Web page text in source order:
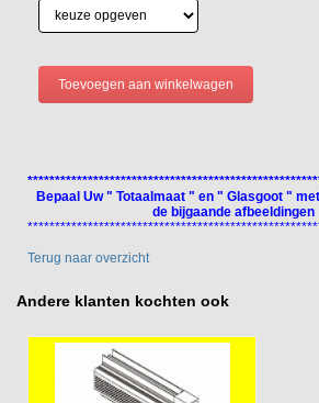
Bepaal Uw " Totaalmaat " en " Glasgoot "
de bijgaande afbeeldingen
Terug naar overzicht
Andere klanten kochten ook